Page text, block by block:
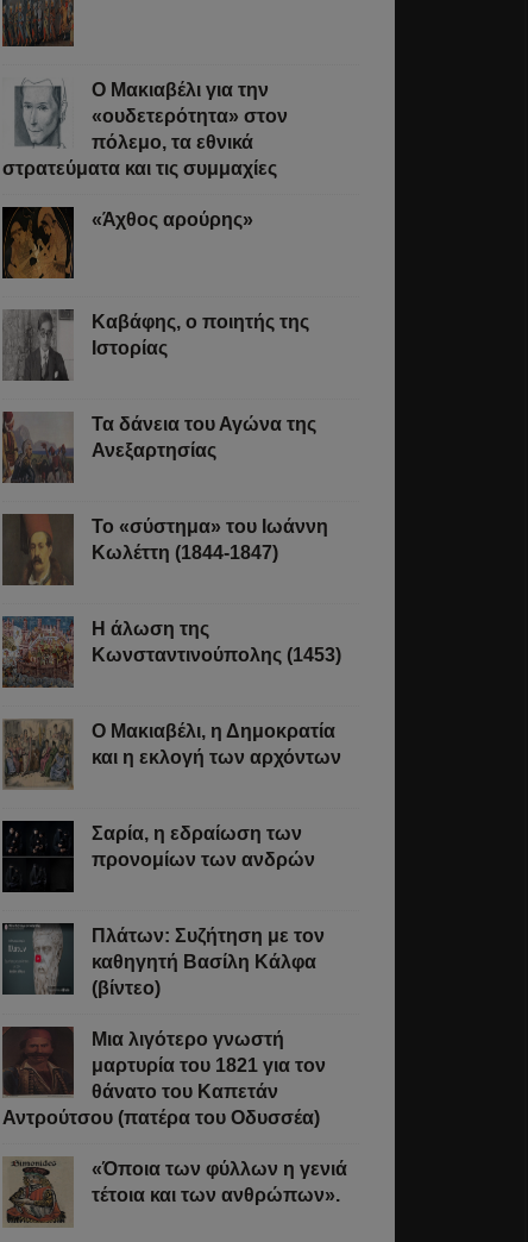
O Μακιαβέλι για την
«ουδετερότητα» στον
πόλεμο, τα εθνικά
στρατεύματα και τις συμμαχίες
«Άχθος αρούρης»
Καβάφης, ο ποιητής της
Ιστορίας
Τα δάνεια του Αγώνα της
Ανεξαρτησίας
Το «σύστημα» του Ιωάννη
Κωλέττη (1844-1847)
Η άλωση της
Κωνσταντινούπολης (1453)
Ο Μακιαβέλι, η Δημοκρατία
και η εκλογή των αρχόντων
Σαρία, η εδραίωση των
προνομίων των ανδρών
Πλάτων: Συζήτηση με τον
καθηγητή Βασίλη Κάλφα
(βίντεο)
Μια λιγότερο γνωστή
μαρτυρία του 1821 για τον
θάνατο του Καπετάν
Αντρούτσου (πατέρα του Οδυσσέα)
«Όποια των φύλλων η γενιά
τέτοια και των ανθρώπων».